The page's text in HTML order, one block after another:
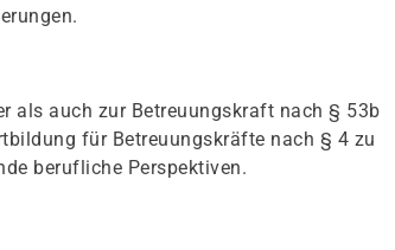
als auch zur Betreuungskraft nach § 53b
für Betreuungskräfte nach § 4 zu
berufliche Perspektiven.